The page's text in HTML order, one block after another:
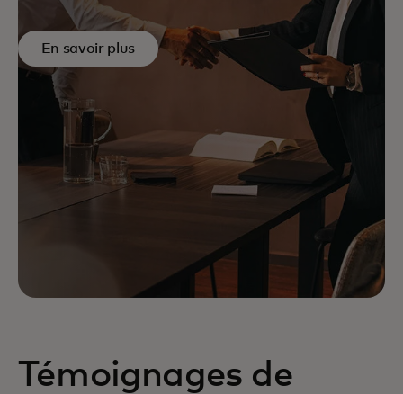
En savoir plus
Témoignages de